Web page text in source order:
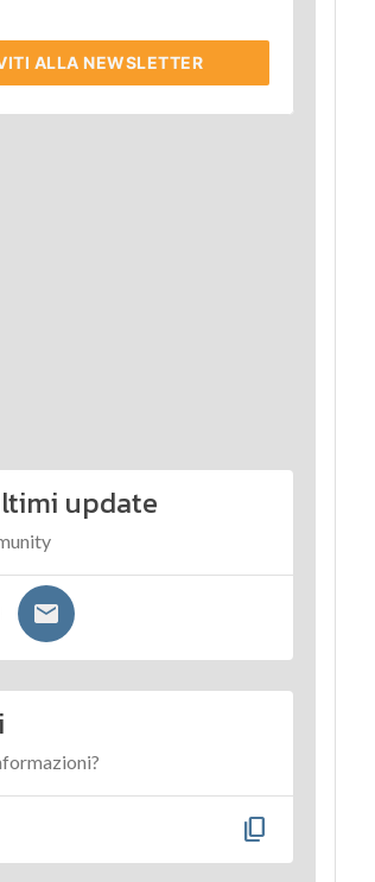
ALLA NEWSLETTER
update
content_copy